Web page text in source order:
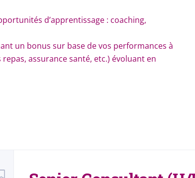
d’apprentissage : coaching,
un bonus sur base de vos performances à
assurance santé, etc.) évoluant en
to